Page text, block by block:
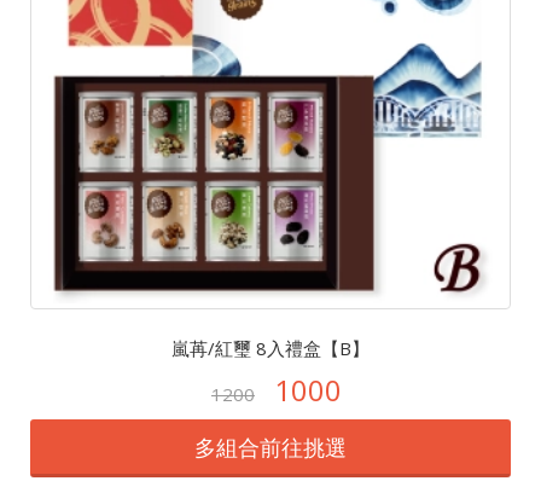
嵐苒/紅璽 8入禮盒【B】
1200
1000
多組合前往挑選